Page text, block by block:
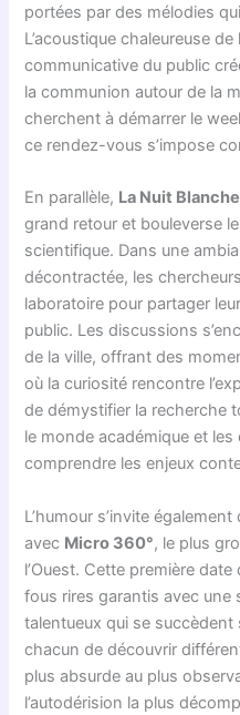
portées par des mélodies
L’acoustique chaleureuse de
communicative du public
la communion autour de la
cherchent à démarrer le
ce rendez-vous s’impose
En parallèle, La Nuit
grand retour et bouleverse
scientifique. Dans une
décontractée, les
laboratoire pour partager
public. Les discussions
de la ville, offrant des
où la curiosité rencontre
de démystifier la recherche
le monde académique et
comprendre les enjeux
L’humour s’invite
avec Micro 360°, le plus
l’Ouest. Cette première
fous rires garantis avec
talentueux qui se
chacun de découvrir
plus absurde au plus
l’autodérision la plus